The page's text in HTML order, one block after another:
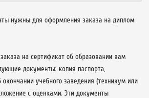
на сертификат об образовании вам
документы: копия паспорта,
окончании учебного заведения (техникум или
с оценками. Эти документы